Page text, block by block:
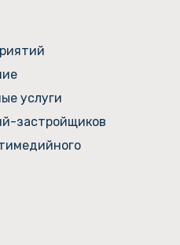
услуги
застройщиков